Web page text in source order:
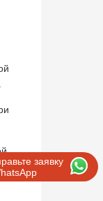
заявку